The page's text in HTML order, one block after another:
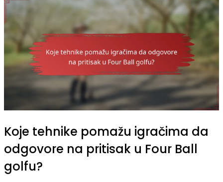
Koje tehnike pomažu igračima da
odgovore na pritisak u Four Ball
golfu?